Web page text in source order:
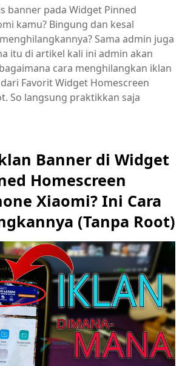
banner pada Widget Pinned
kamu? Bingung dan kesal
Sama admin juga
itu di artikel kali ini admin akan
cara menghilangkan iklan
Favorit Widget Homescreen
So langsung praktikkan saja
Banner di Widget
Homescreen
Xiaomi? Ini Cara
(Tanpa Root)